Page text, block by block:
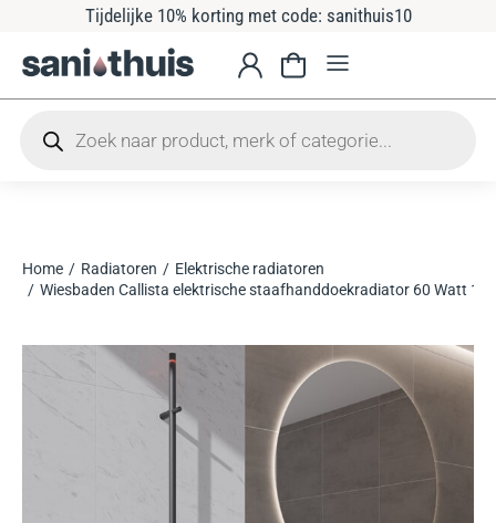
Tijdelijke 10% korting met code: sanithuis10
Je bent hier:
Home Radiatoren
Elektrische radiatoren
Wiesbaden Callista elektrische staafhanddoekradiator 60 Watt